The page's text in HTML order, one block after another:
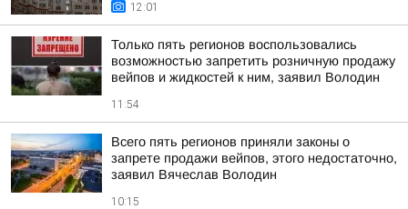
12:01
Только пять регионов воспользовались
возможностью запретить розничную продажу
вейпов и жидкостей к ним, заявил Володин
11:54
Всего пять регионов приняли законы о
запрете продажи вейпов, этого недостаточно,
заявил Вячеслав Володин
10:15